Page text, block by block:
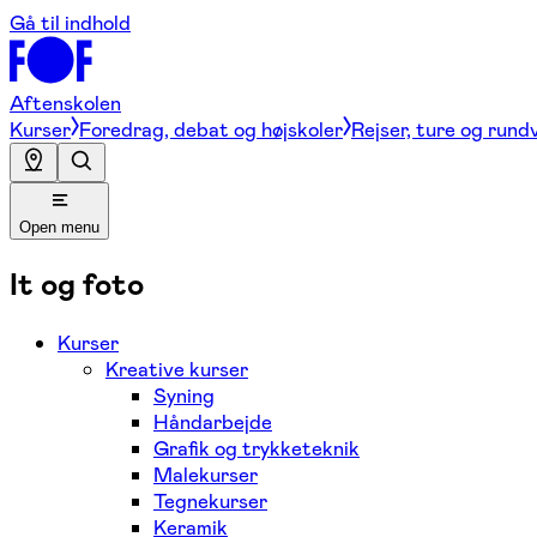
Gå til indhold
Aftenskolen
Kurser Foredrag, debat og højskoler Rejser, ture og
Open menu
It og foto
Kurser
Kreative kurser
Syning
Håndarbejde
Grafik og trykketeknik
Malekurser
Tegnekurser
Keramik